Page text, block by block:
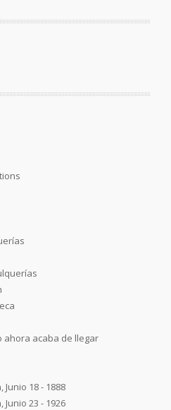
ahora acaba de llegar
18 - 1888
23 - 1926